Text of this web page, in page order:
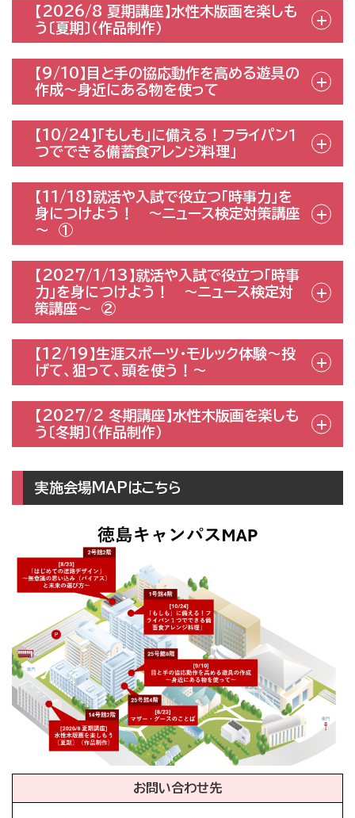
【2026/8 夏期講座】水性木版画を楽しも
う〔夏期〕（作品制作）
【9/10】目と手の協応動作を高める遊具の
作成～身近にある物を使って
【10/24】「もしも」に備える！フライパン１
つでできる備蓄食アレンジ料理」
【11/18】就活や入試で役立つ「時事力」を
身につけよう！ ～ニュース検定対策講座
～ ①
【2027/1/13】就活や入試で役立つ「時事
力」を身につけよう！ ～ニュース検定対
策講座～ ②
【12/19】生涯スポーツ・モルック体験〜投
げて、狙って、頭を使う！〜
【2027/2 冬期講座】水性木版画を楽しも
う〔冬期〕（作品制作）
実施会場MAPはこちら
お問い合わせ先